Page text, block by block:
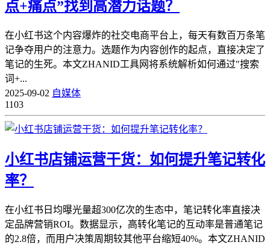
点+痛点”找到高潜力话题？
在小红书这个内容爆炸的社交电商平台上，每天有数百万条笔
记争夺用户的注意力。选题作为内容创作的起点，直接决定了
笔记的生死。本文ZHANID工具网将系统解析如何通过"搜索
词+...
2025-09-02 自媒体
1103
小红书店铺运营干货：如何提升笔记转化
率？
在小红书日均曝光量超300亿次的生态中，笔记转化率直接决
定品牌营销ROI。数据显示，高转化笔记的互动率是普通笔记
的2.8倍，而用户决策周期较其他平台缩短40%。本文ZHANID